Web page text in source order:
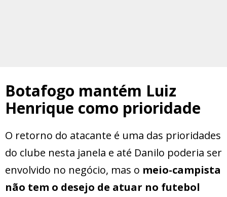
Botafogo mantém Luiz
Henrique como prioridade
O retorno do atacante é uma das prioridades
do clube nesta janela e até Danilo poderia ser
envolvido no negócio, mas o meio-campista
não tem o desejo de atuar no futebol